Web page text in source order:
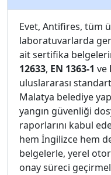
Evet, Antifires, tüm
laboratuvarlarda
ait sertifika
12633, EN 1363-1 ve
uluslararası
Malatya belediye
yangın güvenliği
raporlarını kabul
hem İngilizce hem
belgelerle, yerel
onay süreci